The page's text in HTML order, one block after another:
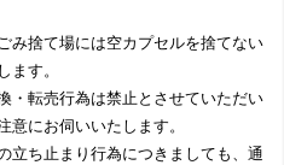
み捨て場には空カプセルを捨てない
ます。
・転売行為は禁止とさせていただい
意にお伺いいたします。
立ち止まり行為につきましても、通